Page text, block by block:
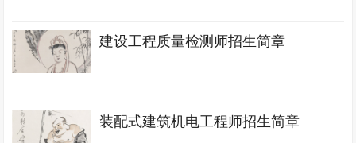
建设工程质量检测师招生简章
装配式建筑机电工程师招生简章